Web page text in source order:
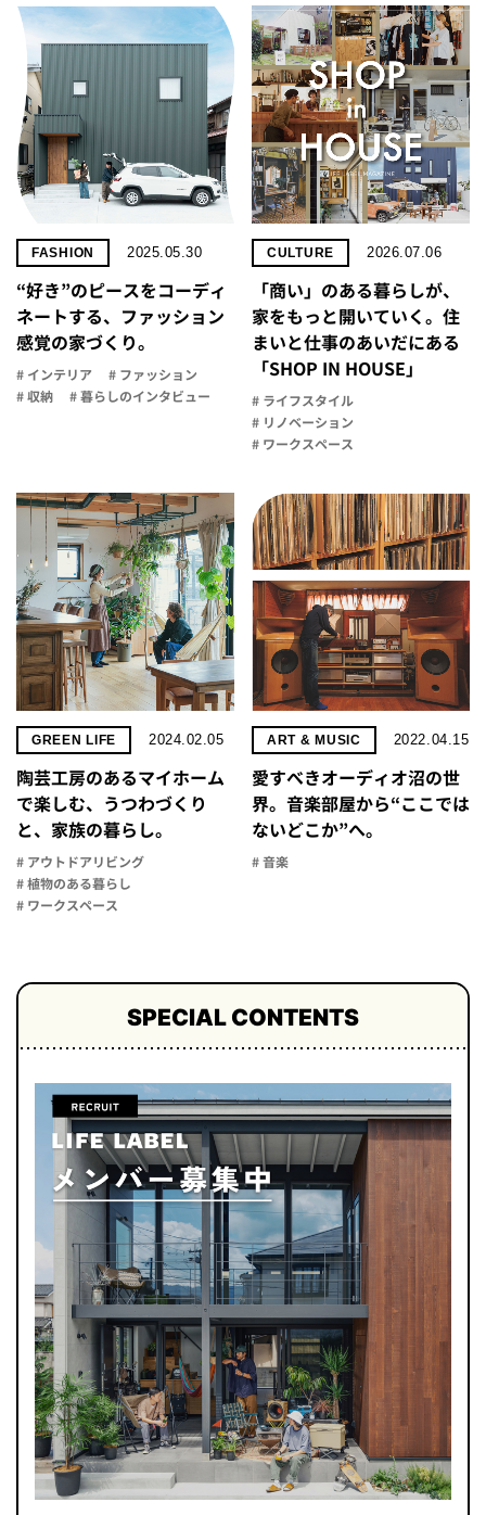
FASHION 2025.05.30
“好き”のピースをコーディ
ネートする、ファッション
感覚の家づくり。
# インテリア
# ファッション
# 収納
# 暮らしのインタビュー
CULTURE 2026.07.06
「商い」の​ある​暮らしが、​
家を​もっと​開いていく。​住
まいと​仕事の​あいだに​ある​
「SHOP IN HOUSE」
# ライフスタイル
# リノベーション
# ワークスペース
GREEN LIFE 2024.02.05
陶芸工房のあるマイホーム
で楽しむ、うつわづくり
と、家族の暮らし。
# アウトドアリビング
# 植物のある暮らし
# ワークスペース
ART & MUSIC 2022.04.15
愛すべきオーディオ沼の世
界。音楽部屋から“ここでは
ないどこか”へ。
# 音楽
SPECIAL CONTENTS